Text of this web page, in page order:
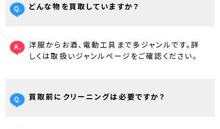
どんな物を買取していますか？
洋服からお酒、電動工具まで多ジャンルです。詳
しくは取扱いジャンルページをご確認ください。
買取前にクリーニングは必要ですか？